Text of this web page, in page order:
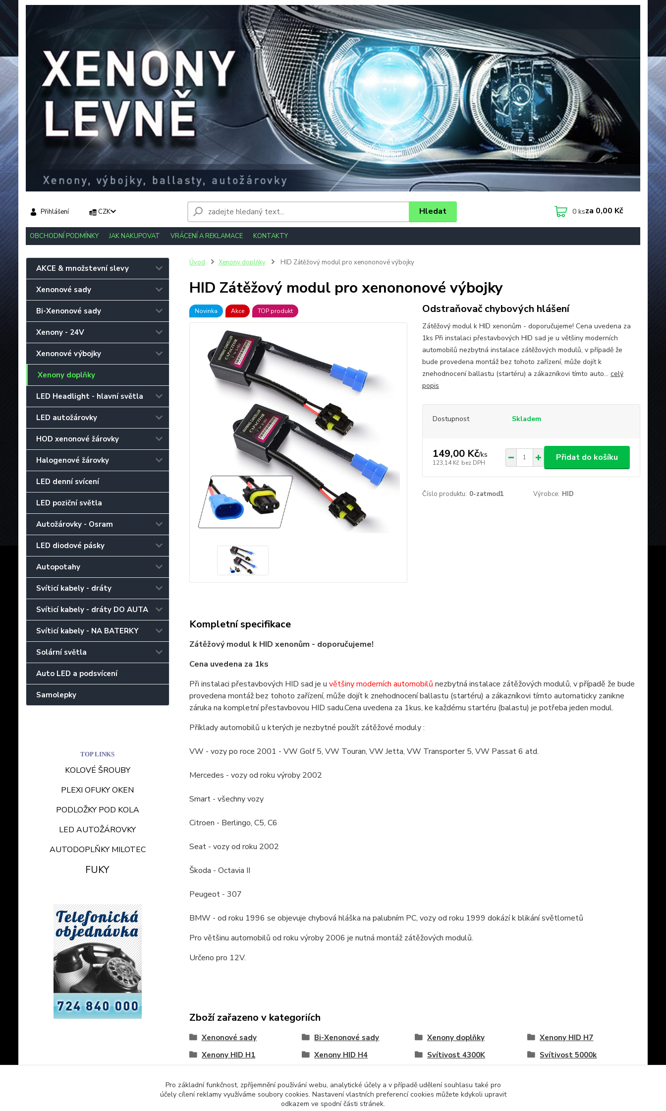
OBCHODNÍ PODMÍNKY JAK NAKUPOVAT VRÁCENÍ A REKLAMACE KONTAKTY
CZK
Přihlášení Hledat 0ksza 0,00 Kč
AKCE & množstevní slevy
Xenonové sady
Bi-Xenonové sady
Xenony - 24V
Xenonové výbojky
Xenony doplňky
LED Headlight - hlavní světla
LED autožárovky
HOD xenonové žárovky
Halogenové žárovky
LED denní svícení
LED poziční světla
Autožárovky - Osram
LED diodové pásky
Autopotahy
Svíticí kabely - dráty
Svíticí kabely - dráty DO AUTA
Svíticí kabely - NA BATERKY
Solární světla
Auto LED a podsvícení
Samolepky
TOP LINKS
KOLOVÉ ŠROUBY
PLEXI OFUKY OKEN
PODLOŽKY POD KOLA
LED AUTOŽÁROVKY
AUTODOPLŇKY MILOTEC
FUKY
Úvod Xenony doplňky HID Zátěžový modul pro xenononové výbojky
HID Zátěžový modul pro xenononové výbojky
Novinka Akce TOP produkt Odstraňovač chybových hlášení
Zátěžový modul k HID xenonům - doporučujeme! Cena uvedena za
1ks Při instalaci přestavbových HID sad je u většiny moderních
automobilů nezbytná instalace zátěžových modulů, v případě že
bude provedena montáž bez tohoto zařízení, může dojít k
znehodnocení ballastu (startéru) a zákazníkovi tímto auto... celý
popis
Dostupnost Skladem
149,00 Kč/ks
123,14 Kč bez DPH
Přidat do košíku
Číslo produktu: 0-zatmod1 Výrobce: HID
Kompletní specifikace
Zátěžový modul k HID xenonům - doporučujeme!
Cena uvedena za 1ks
Při instalaci přestavbových HID sad je u většiny moderních automobilů nezbytná instalace zátěžových modulů, v případě že bude
provedena montáž bez tohoto zařízení, může dojít k znehodnocení ballastu (startéru) a zákazníkovi tímto automaticky zanikne
záruka na kompletní přestavbovou HID sadu.Cena uvedena za 1kus, ke každému startéru (balastu) je potřeba jeden modul.
Příklady automobilů u kterých je nezbytné použít zátěžové moduly :
VW - vozy po roce 2001 - VW Golf 5, VW Touran, VW Jetta, VW Transporter 5, VW Passat 6 atd.
Mercedes - vozy od roku výroby 2002
Smart - všechny vozy
Citroen - Berlingo, C5, C6
Seat - vozy od roku 2002
Škoda - Octavia II
Peugeot - 307
BMW - od roku 1996 se objevuje chybová hláška na palubním PC, vozy od roku 1999 dokází k blikání světlometů
Pro většinu automobilů od roku výroby 2006 je nutná montáž zátěžových modulů.
Určeno pro 12V.
Zboží zařazeno v kategoriích
Xenonové sady Bi-Xenonové sady Xenony doplňky
Xenony HID H7
Xenony HID H1
Xenony HID H4 Svítivost 4300K
Svítivost 5000k
Svítivost 6000K
Svítivost 8000K Svítivost 10000K
Pro základní funkčnost, zpříjemnění používání webu, analytické účely a v případě udělení souhlasu také pro
účely cílení reklamy využíváme soubory cookies. Nastavení vlastních preferencí cookies můžete kdykoli upravit
odkazem ve spodní části stránek.